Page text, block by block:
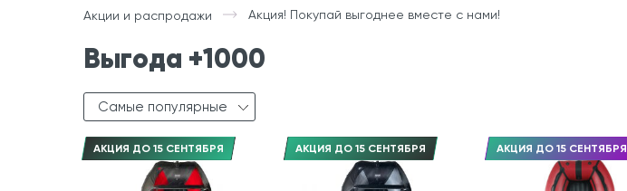
Акции и распродажи Акция! Покупай выгоднее вместе с нами!
Выгода +1000
Самые популярные
АКЦИЯ ДО 15 СЕНТЯБРЯ АКЦИЯ ДО 15 СЕНТЯБРЯ АКЦИЯ ДО 15 СЕНТЯБРЯ